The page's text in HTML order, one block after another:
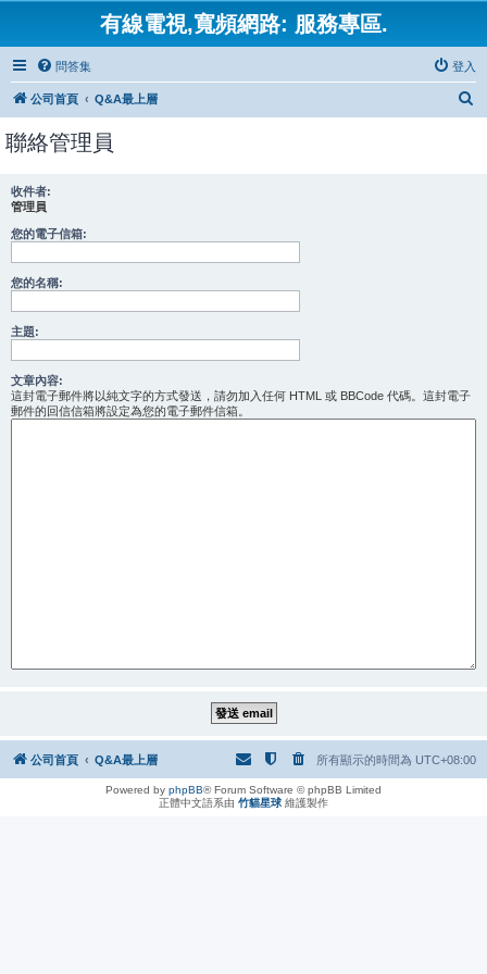
有線電視,寬頻網路: 服務專區.
問答集 登入
公司首頁 Q&A最上層
聯絡管理員
收件者:
管理員
您的電子信箱:
您的名稱:
主題:
文章內容:
這封電子郵件將以純文字的方式發送，請勿加入任何 HTML 或 BBCode 代碼。這封電子
郵件的回信信箱將設定為您的電子郵件信箱。
公司首頁 Q&A最上層 所有顯示的時間為 UTC+08:00
Powered by phpBB® Forum Software © phpBB Limited
正體中文語系由 竹貓星球 維護製作